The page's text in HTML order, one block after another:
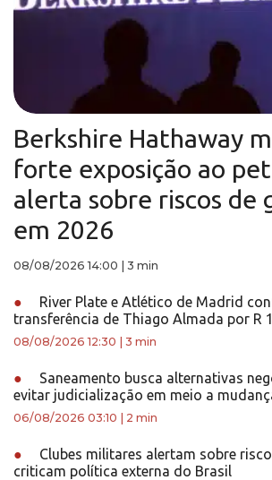
Berkshire Hathaway
forte exposição ao
alerta sobre riscos de
em 2026
08/08/2026 14:00 3 min
●
River Plate e Atlético de Madrid
transferência de Thiago Almada por R
08/08/2026 12:30 3 min
●
Saneamento busca alternativas
evitar judicialização em meio a
06/08/2026 03:10 2 min
●
Clubes militares alertam sobre
criticam política externa do Brasil